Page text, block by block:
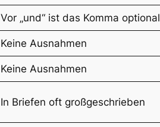
Vor „und“ ist das Komma optional
Keine Ausnahmen
Keine Ausnahmen
In Briefen oft großgeschrieben